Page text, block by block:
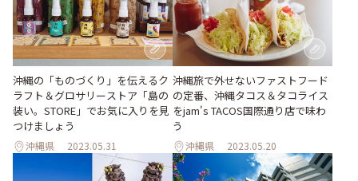
沖縄の「ものづくり」を伝えるク
ラフト＆グロサリーストア「島の
装い。STORE」でお気に入りを見
つけましょう
沖縄県 2023.05.31
沖縄旅で外せないファストフード
の定番、沖縄タコス＆タコライス
をjam's TACOS国際通り店で味わ
う
沖縄県 2023.05.20